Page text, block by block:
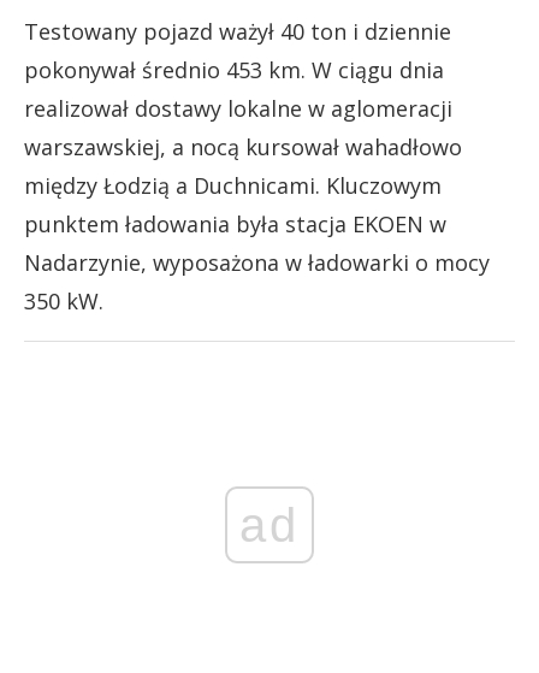
Testowany pojazd ważył 40 ton i dziennie
pokonywał średnio 453 km. W ciągu dnia
realizował dostawy lokalne w aglomeracji
warszawskiej, a nocą kursował wahadłowo
między Łodzią a Duchnicami. Kluczowym
punktem ładowania była stacja EKOEN w
Nadarzynie, wyposażona w ładowarki o mocy
350 kW.
ad